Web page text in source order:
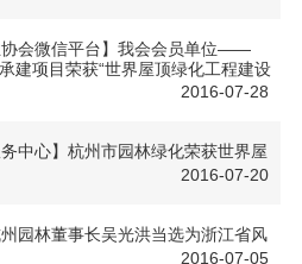
协会微信平台】我会会员单位——
建项目荣获“世界屋顶绿化工程建设
2016-07-28
务中心】杭州市园林绿化荣获世界屋
2016-07-20
州园林董事长吴光洪当选为浙江省风
2016-07-05